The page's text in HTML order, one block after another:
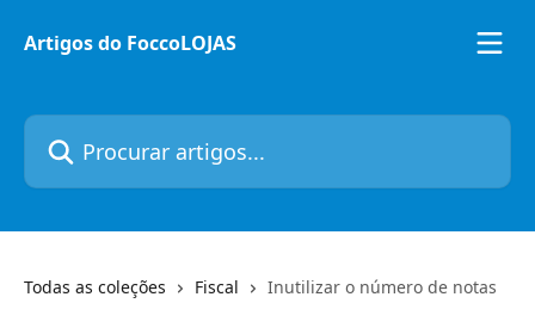
Artigos do FoccoLOJAS
Procurar artigos...
Todas as coleções Fiscal Inutilizar o número de notas